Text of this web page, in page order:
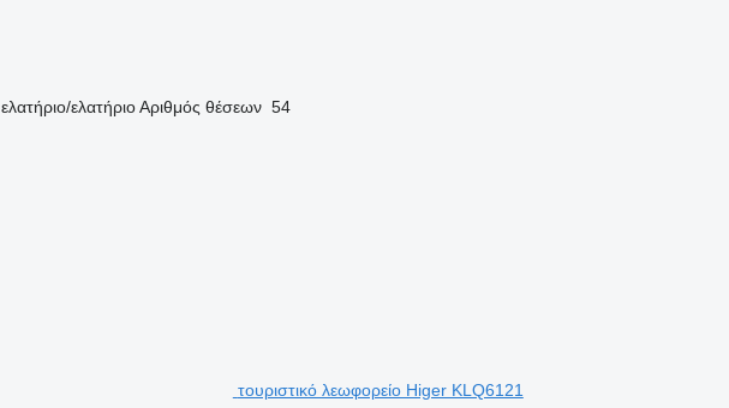
ελατήριο/ελατήριο Αριθμός θέσεων 54
τουριστικό λεωφορείο Higer KLQ6121